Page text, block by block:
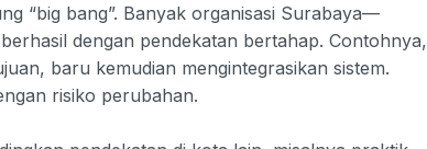
“big bang”. Banyak organisasi Surabaya—
dengan pendekatan bertahap. Contohnya,
baru kemudian mengintegrasikan sistem.
risiko perubahan.